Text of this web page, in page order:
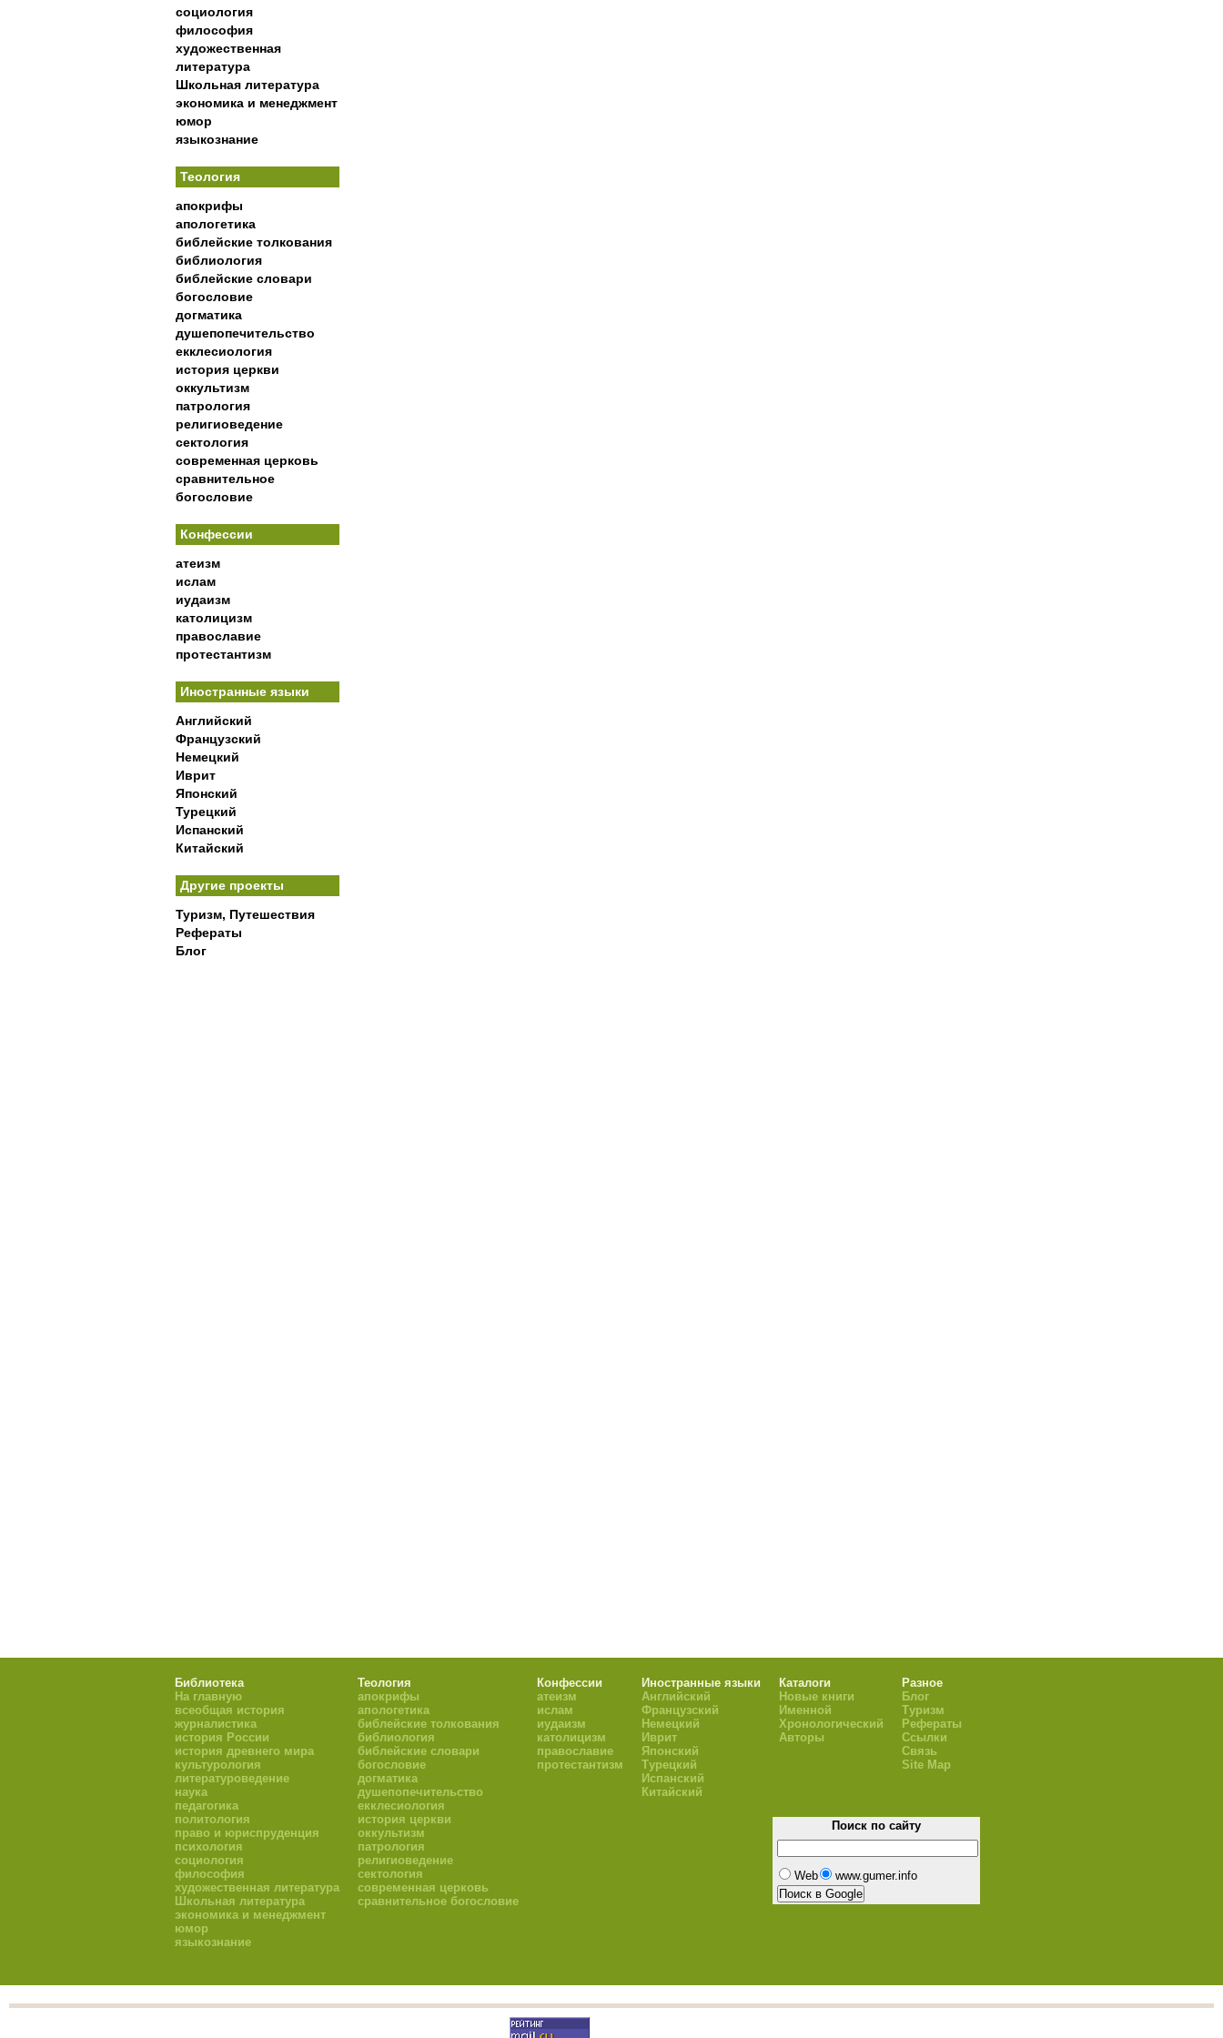
социология
философия
художественная
литература
Школьная литература
экономика и менеджмент
юмор
языкознание
Теология
апокрифы
апологетика
библейские толкования
библиология
библейские словари
богословие
догматика
душепопечительство
екклесиология
история церкви
оккультизм
патрология
религиоведение
сектология
современная церковь
сравнительное
богословие
Конфессии
атеизм
ислам
иудаизм
католицизм
православие
протестантизм
Иностранные языки
Английский
Французский
Немецкий
Иврит
Японский
Турецкий
Испанский
Китайский
Другие проекты
Туризм, Путешествия
Рефераты
Блог
Библиотека
На главную
всеобщая история
журналистика
история России
история древнего мира
культурология
литературоведение
наука
педагогика
политология
право и юриспруденция
психология
социология
философия
художественная литература
Школьная литература
экономика и менеджмент
юмор
языкознание
Теология
апокрифы
апологетика
библейские толкования
библиология
библейские словари
богословие
догматика
душепопечительство
екклесиология
история церкви
оккультизм
патрология
религиоведение
сектология
современная церковь
сравнительное богословие
Конфессии
атеизм
ислам
иудаизм
католицизм
православие
протестантизм
Иностранные языки
Английский
Французский
Немецкий
Иврит
Японский
Турецкий
Испанский
Китайский
Каталоги
Новые книги
Именной
Хронологический
Авторы
Разное
Блог
Туризм
Рефераты
Ссылки
Связь
Site Map
Поиск по сайту
Web www.gumer.info